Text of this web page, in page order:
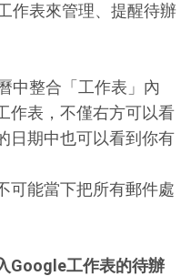
作表來管理、提醒待辦
中整合「工作表」內
作表，不僅右方可以看
日期中也可以看到你有
可能當下把所有郵件處
Google工作表的待辦